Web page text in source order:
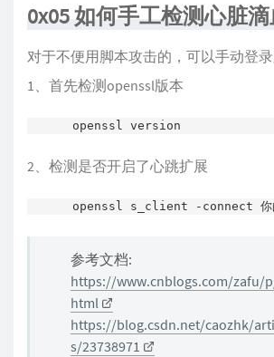
0x05 如何手工检测心脏
对于不便用脚本攻击的，可以手动登录
1、首先检测openssl版本
openssl version
2、检测是否开启了心跳扩展
openssl s_client -connect
参考文档:
https://www.cnblogs.com/zafu/
html
https://blog.csdn.net/caozhk/
s/23738971